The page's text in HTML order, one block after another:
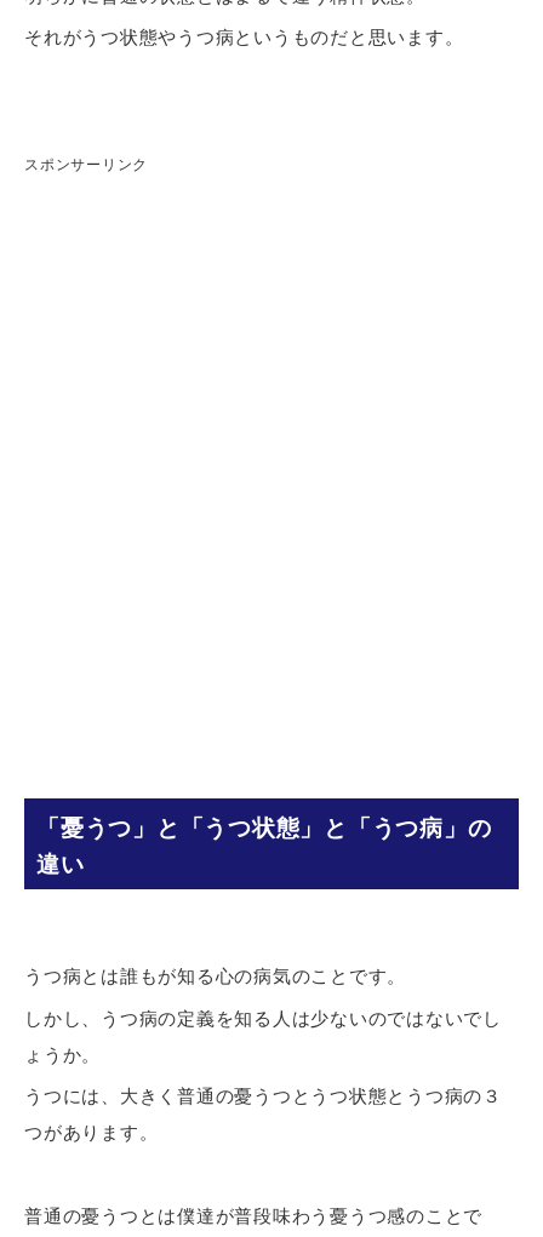
それがうつ状態やうつ病というものだと思います。
スポンサーリンク
「憂うつ」と「うつ状態」と「うつ病」の
違い
うつ病とは誰もが知る心の病気のことです。
しかし、うつ病の定義を知る人は少ないのではないでし
ょうか。
うつには、大きく普通の憂うつとうつ状態とうつ病の３
つがあります。
普通の憂うつとは僕達が普段味わう憂うつ感のことで